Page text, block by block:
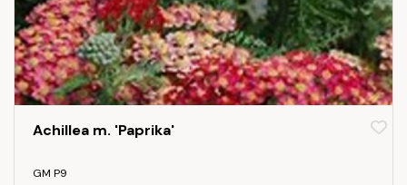
Achillea m. 'Paprika'
GM P9